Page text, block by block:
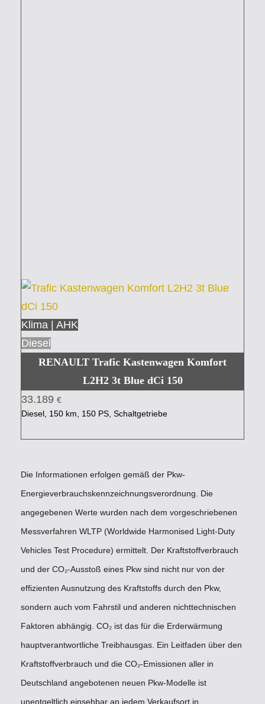
Klima | AHK
Diesel
RENAULT Trafic Kastenwagen Komfort
L2H2 3t Blue dCi 150
33.189 €
Diesel, 150 km, 150 PS, Schaltgetriebe
Die Informationen erfolgen gemäß der Pkw-
Energieverbrauchskennzeichnungsverordnung. Die
angegebenen Werte wurden nach dem vorgeschriebenen
Messverfahren WLTP (Worldwide Harmonised Light-Duty
Vehicles Test Procedure) ermittelt. Der Kraftstoffverbrauch
und der CO₂-Ausstoß eines Pkw sind nicht nur von der
effizienten Ausnutzung des Kraftstoffs durch den Pkw,
sondern auch vom Fahrstil und anderen nichttechnischen
Faktoren abhängig. CO₂ ist das für die Erderwärmung
hauptverantwortliche Treibhausgas. Ein Leitfaden über den
Kraftstoffverbrauch und die CO₂-Emissionen aller in
Deutschland angebotenen neuen Pkw-Modelle ist
unentgeltlich einsehbar an jedem Verkaufsort in